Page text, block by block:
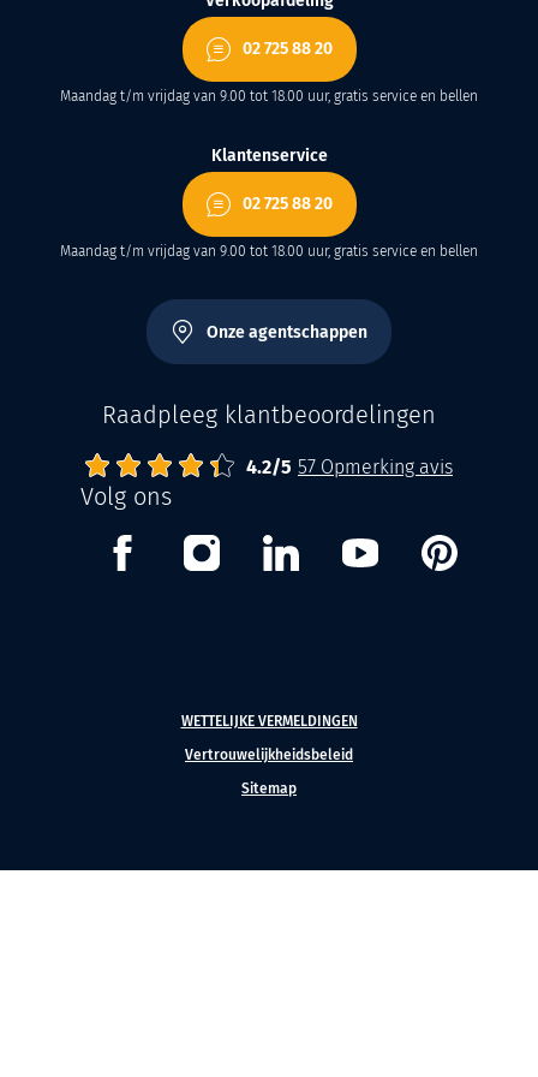
02 725 88 20
Maandag t/m vrijdag van 9.00 tot 18.00 uur, gratis service en bellen
Klantenservice
02 725 88 20
Maandag t/m vrijdag van 9.00 tot 18.00 uur, gratis service en bellen
Onze agentschappen
Raadpleeg klantbeoordelingen
Abrisud
Note moyenne :
4.2/5 57 Opmerking avis
Volg ons
Facebook Instagram Linkedin Youtube
WETTELIJKE VERMELDINGEN
Vertrouwelijkheidsbeleid
Sitemap